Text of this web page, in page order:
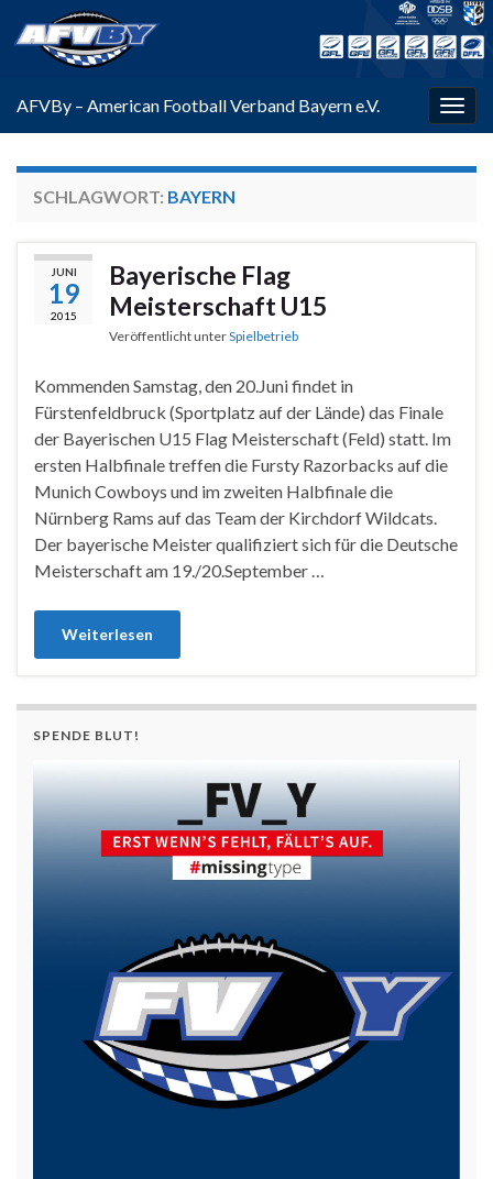
AFVBy – American Football Verband Bayern e.V.
SCHLAGWORT: BAYERN
JUNI
19
2015
Bayerische Flag
Meisterschaft U15
Veröffentlicht unterSpielbetrieb
Kommenden Samstag, den 20.Juni findet in
Fürstenfeldbruck (Sportplatz auf der Lände) das Finale
der Bayerischen U15 Flag Meisterschaft (Feld) statt. Im
ersten Halbfinale treffen die Fursty Razorbacks auf die
Munich Cowboys und im zweiten Halbfinale die
Nürnberg Rams auf das Team der Kirchdorf Wildcats.
Der bayerische Meister qualifiziert sich für die Deutsche
Meisterschaft am 19./20.September …
Weiterlesen
SPENDE BLUT!